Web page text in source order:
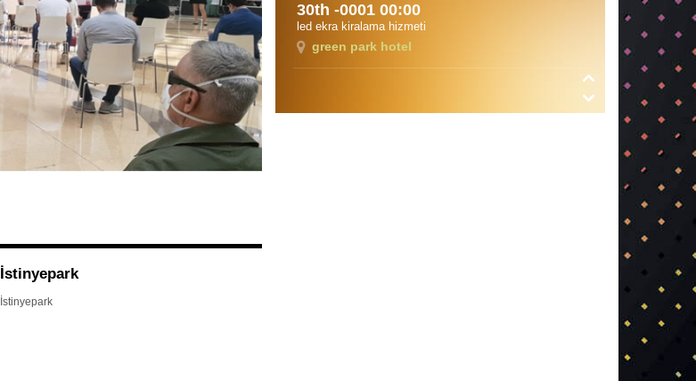
İstinyepark
İstinyepark
30th -0001 00:00
led ekra kiralama hizmeti
green park hotel